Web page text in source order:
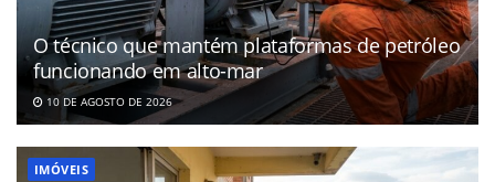
O técnico que mantém plataformas de petróleo
funcionando em alto-mar
10 DE AGOSTO DE 2026
IMÓVEIS